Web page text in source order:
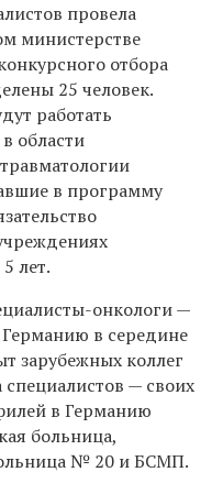
провела
министерстве
отбора
25 человек.
работать
области
в программу
лет.
онкологи —
в середине
зарубежных коллег
— своих
в Германию
больница,
№ 20 и БСМП.